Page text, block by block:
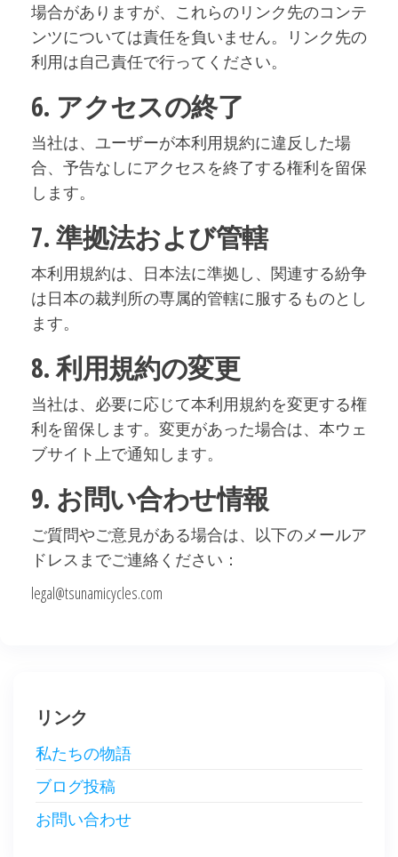
場合がありますが、これらのリンク先のコンテ
ンツについては責任を負いません。リンク先の
利用は自己責任で行ってください。
6. アクセスの終了
当社は、ユーザーが本利用規約に違反した場
合、予告なしにアクセスを終了する権利を留保
します。
7. 準拠法および管轄
本利用規約は、日本法に準拠し、関連する紛争
は日本の裁判所の専属的管轄に服するものとし
ます。
8. 利用規約の変更
当社は、必要に応じて本利用規約を変更する権
利を留保します。変更があった場合は、本ウェ
ブサイト上で通知します。
9. お問い合わせ情報
ご質問やご意見がある場合は、以下のメールア
ドレスまでご連絡ください：
legal@tsunamicycles.com
リンク
私たちの物語
ブログ投稿
お問い合わせ